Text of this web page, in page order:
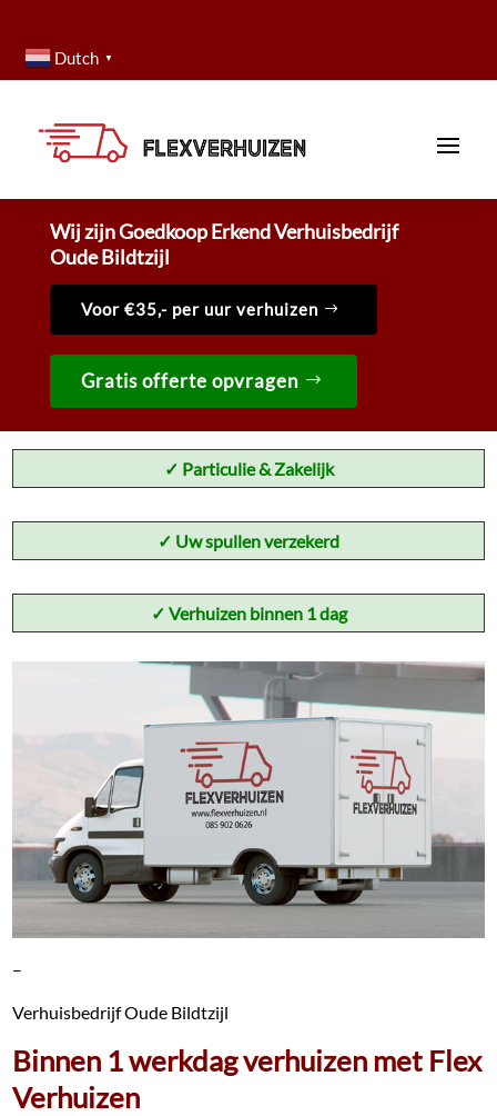
Dutch ▼
Wij zijn Goedkoop Erkend Verhuisbedrijf
Oude Bildtzijl
Voor €35,- per uur verhuizen
Gratis offerte opvragen
✓ Particulie & Zakelijk
✓ Uw spullen verzekerd
✓ Verhuizen binnen 1 dag
–
Verhuisbedrijf Oude Bildtzijl
Binnen 1 werkdag verhuizen met Flex
Verhuizen